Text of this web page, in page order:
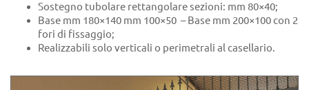
Sostegno tubolare rettangolare sezioni: mm 80×40;
Base mm 180×140 mm 100×50 – Base mm 200×100 con 2
fori di fissaggio;
Realizzabili solo verticali o perimetrali al casellario.